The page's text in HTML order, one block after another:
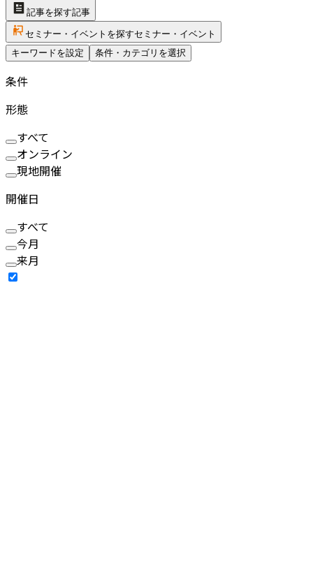
記事を探す記事
セミナー・イベントを探すセミナー・イベント
キーワードを設定
条件・カテゴリを選択
条件
形態
すべて
オンライン
現地開催
開催日
すべて
今月
来月